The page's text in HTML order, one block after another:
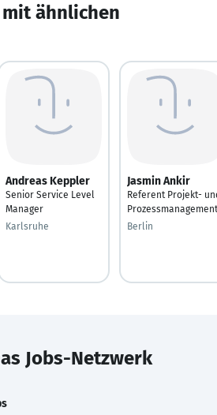
ähnlichen
Andreas Keppler
Senior Service Level
Manager
Karlsruhe
Jasmin Ankir
Referent Projekt-
Prozessmanagement
Berlin
Jobs-Netzwerk